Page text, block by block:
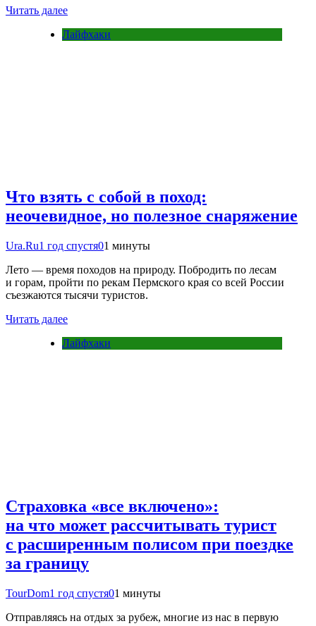
Читать далее
Лайфхаки
Что взять с собой в поход:
неочевидное, но полезное снаряжение
Ura.Ru1 год спустя01 минуты
Лето — время походов на природу. Побродить по лесам
и горам, пройти по рекам Пермского края со всей России
съезжаются тысячи туристов.
Читать далее
Лайфхаки
Страховка «все включено»:
на что может рассчитывать турист
с расширенным полисом при поездке
за границу
TourDom1 год спустя01 минуты
Отправляясь на отдых за рубеж, многие из нас в первую